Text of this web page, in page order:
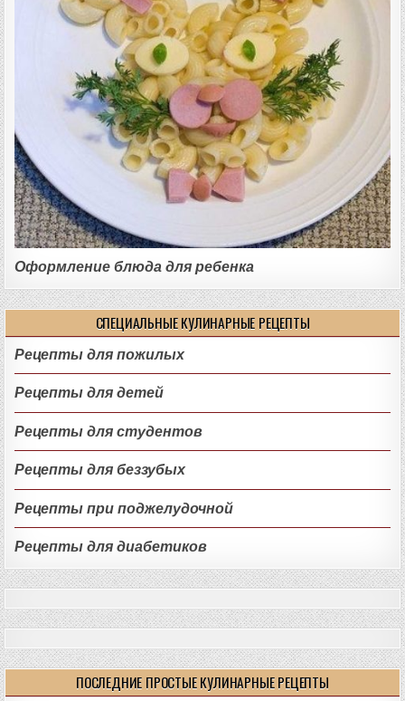
Оформление блюда для ребенка
СПЕЦИАЛЬНЫЕ КУЛИНАРНЫЕ РЕЦЕПТЫ
Рецепты для пожилых
Рецепты для детей
Рецепты для студентов
Рецепты для беззубых
Рецепты при поджелудочной
Рецепты для диабетиков
ПОСЛЕДНИЕ ПРОСТЫЕ КУЛИНАРНЫЕ РЕЦЕПТЫ